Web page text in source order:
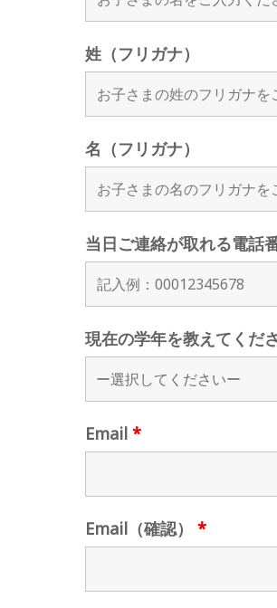
姓（フリガナ）
名（フリガナ）
当日ご連絡が取れる電話
現在の学年を教えてくだ
Email *
Email（確認） *